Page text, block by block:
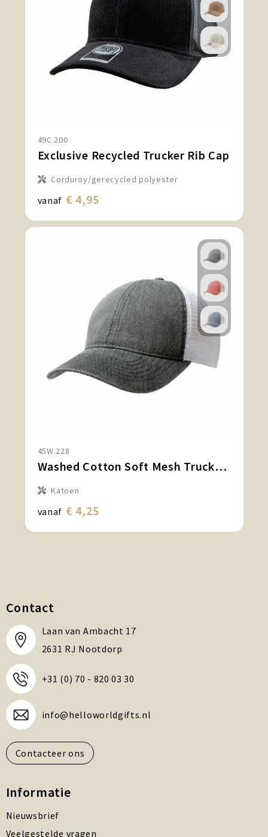
49C.200
Exclusive Recycled Trucker Rib Cap
Corduroy/gerecycled polyester
vanaf € 4,95
45W.228
Washed Cotton Soft Mesh Trucker Cap
Katoen
vanaf € 4,25
Contact
Laan van Ambacht 17
2631 RJ Nootdorp
+31 (0) 70 - 820 03 30
info@helloworldgifts.nl
Contacteer ons
Informatie
Nieuwsbrief
Veelgestelde vragen